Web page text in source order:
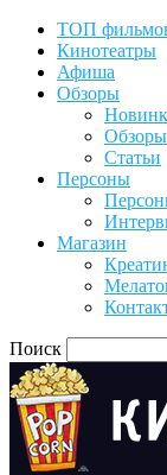
ТОП
Кинотеатры
Афиша
Обзоры
Обзоры
Статьи
Персоны
Магазин
Поиск